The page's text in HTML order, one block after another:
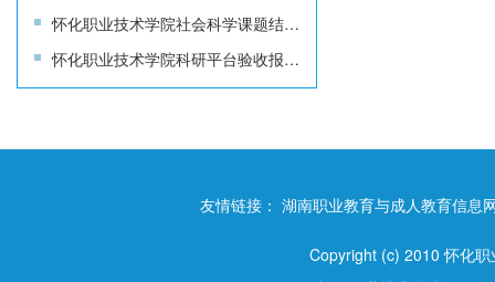
怀化职业技术学院社会科学课题结题报告书
怀化职业技术学院科研平台验收报告书
友情链接： 湖南职业教育与成人教育信息
Copyright (c) 2010 怀化